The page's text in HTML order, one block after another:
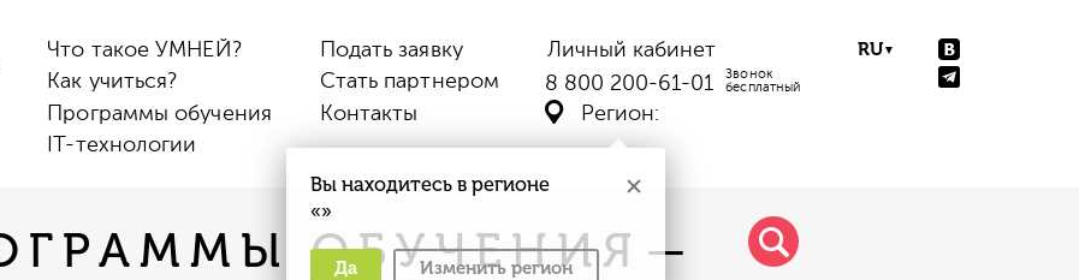
Что такое УМНЕЙ?
Как учиться?
Программы обучения
IT-технологии
Подать заявку
Стать партнером
Контакты
Личный кабинет
8 800 200-61-01
Звонок
бесплатный
Вы находитесь в регионе
«»
Да Изменить регион
Регион:
ОБУЧЕНИЯ —